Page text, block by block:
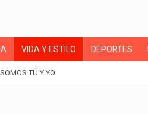
VIDA Y ESTILO DEPORTES
TÚ Y YO